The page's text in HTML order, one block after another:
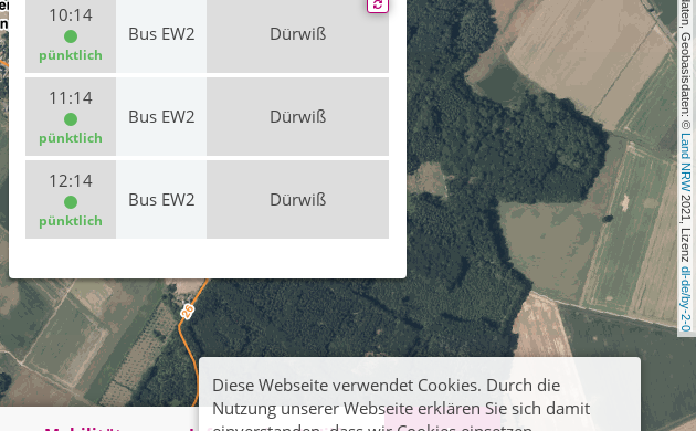
, Kartendaten, Geobasisdaten: ©
Land NRW
2021, Lizenz
dl-de/by-2-0
10:14
pünktlich
Bus EW2 Dürwiß
11:14
pünktlich
Bus EW2 Dürwiß
12:14
pünktlich
Bus EW2 Dürwiß
Diese Webseite verwendet Cookies. Durch die
Nutzung unserer Webseite erklären Sie sich damit